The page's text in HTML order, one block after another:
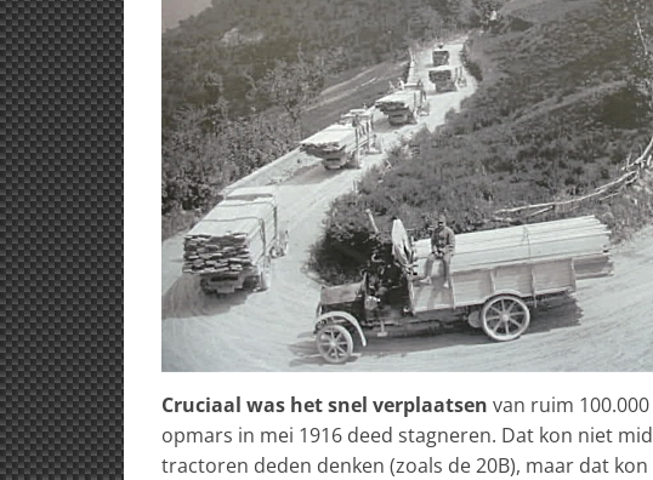
Cruciaal was het snel verplaatsen van ruim
opmars in mei 1916 deed stagneren. Dat kon niet
tractoren deden denken (zoals de 20B), maar dat